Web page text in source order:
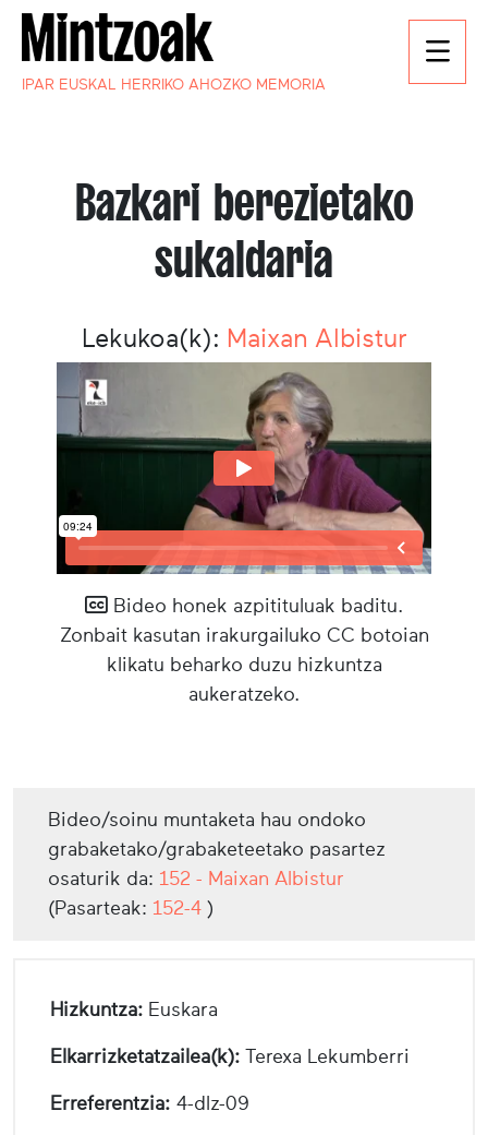
IPAR EUSKAL HERRIKO AHOZKO MEMORIA
Bazkari berezietako
sukaldaria
Lekukoa(k): Maixan Albistur
Bideo honek azpitituluak baditu.
Zonbait kasutan irakurgailuko CC botoian
klikatu beharko duzu hizkuntza
aukeratzeko.
Bideo/soinu muntaketa hau ondoko
grabaketako/grabaketeetako pasartez
osaturik da: 152 - Maixan Albistur
(Pasarteak: 152-4 )
Hizkuntza: Euskara
Elkarrizketatzailea(k): Terexa Lekumberri
Erreferentzia: 4-dlz-09